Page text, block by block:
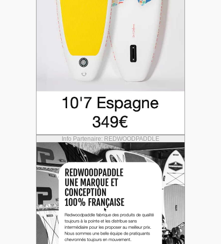
Info Partenaire: REDWOODPADDLE